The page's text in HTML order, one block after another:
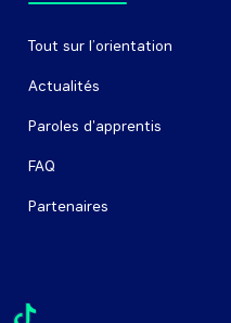
Tout sur l’orientation
Actualités
Paroles d'apprentis
FAQ
Partenaires